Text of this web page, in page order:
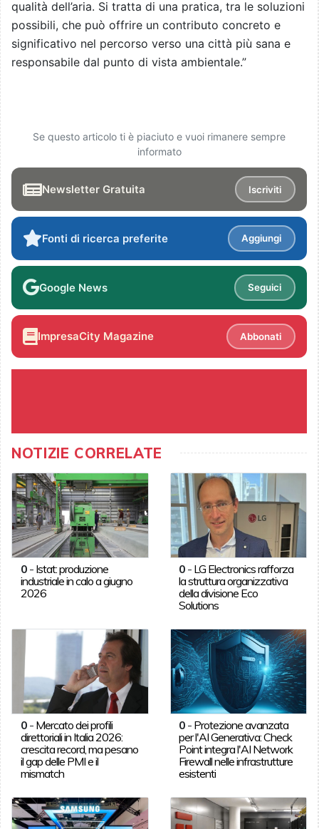
qualità dell’aria. Si tratta di una pratica, tra le soluzioni
possibili, che può offrire un contributo concreto e
significativo nel percorso verso una città più sana e
responsabile dal punto di vista ambientale.”
Se questo articolo ti è piaciuto e vuoi rimanere sempre
informato
Newsletter Gratuita Iscriviti
Fonti di ricerca preferite Aggiungi
Google News Seguici
ImpresaCity Magazine Abbonati
NOTIZIE CORRELATE
0- Istat: produzione
industriale in calo a giugno
2026
0 - LG Electronics rafforza
la struttura organizzativa
della divisione Eco
Solutions
0- Mercato dei profili
direttoriali in Italia 2026:
crescita record, ma pesano
il gap delle PMI e il
mismatch
0 - Protezione avanzata
per l'AI Generativa: Check
Point integra l'AI Network
Firewall nelle infrastrutture
esistenti